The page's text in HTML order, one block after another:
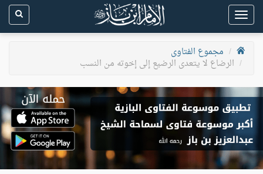
Toggle
navigation
مجموع الفتاوى
الرضاع لا يتعدى الرضيع إلى إخوته من النسب